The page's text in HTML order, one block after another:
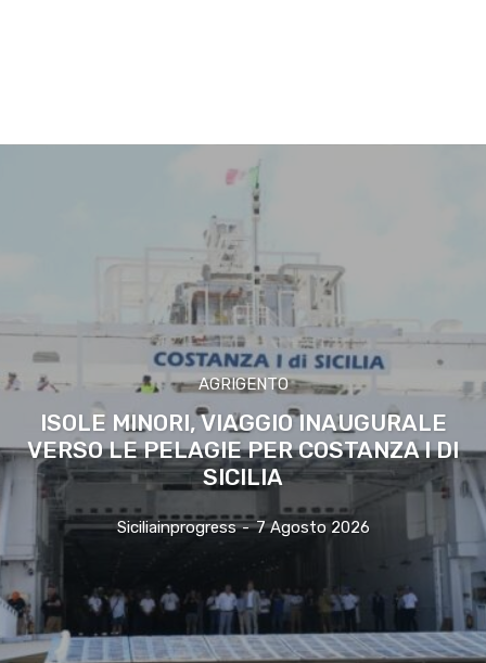
AGRIGENTO
ISOLE MINORI, VIAGGIO INAUGURALE
VERSO LE PELAGIE PER COSTANZA I DI
SICILIA
Siciliainprogress - 7 Agosto 2026